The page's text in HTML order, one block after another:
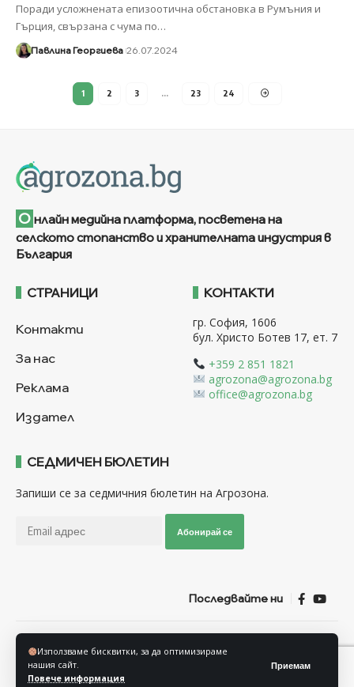
Използваме бисквитки, за да оптимизираме
нашия сайт.
Повече информация
Приемам
Поради усложнената епизоотична обстановка в Румъния и
Гърция, свързана с чума по…
Павлина Георгиева 26.07.2024
1 2 3 … 23 24
О нлайн медийна платформа, посветена на
селското стопанство и хранителната индустрия в
България
СТРАНИЦИ
Контакти
За нас
Реклама
Издател
КОНТАКТИ
гр. София, 1606
бул. Христо Ботев 17, ет. 7
+359 2 851 1821
agrozona@agrozona.bg
office@agrozona.bg
СЕДМИЧЕН БЮЛЕТИН
Запиши се за седмичния бюлетин на Агрозона.
Абонирай се
Последвайте ни
Политика за защита на личните данни